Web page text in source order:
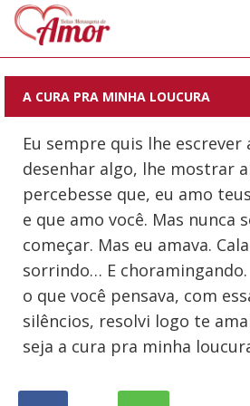
A CURA PRA MINHA LOUCURA
Eu sempre quis lhe escrever
desenhar algo, lhe mostrar
percebesse que, eu amo
e que amo você. Mas nunca
começar. Mas eu amava.
sorrindo… E choramingando.
o que você pensava, com
silêncios, resolvi logo te
seja a cura pra minha